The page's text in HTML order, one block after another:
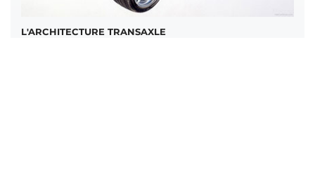
L'ARCHITECTURE TRANSAXLE